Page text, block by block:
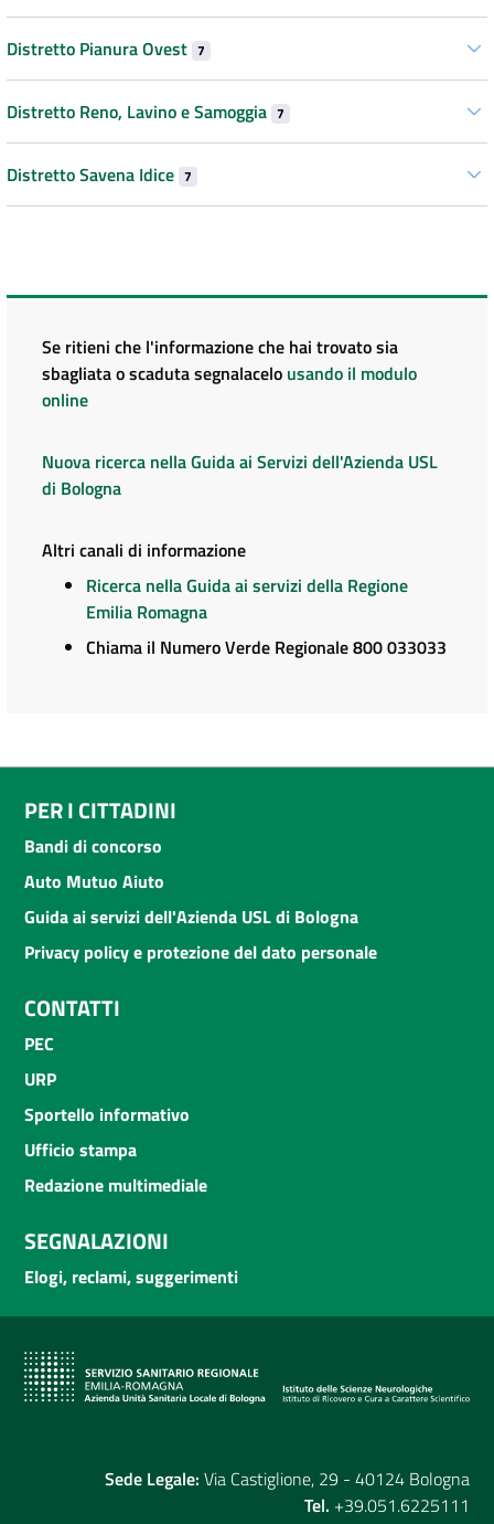
Distretto Pianura Ovest 7
Distretto Reno, Lavino e Samoggia 7
Distretto Savena Idice 7
Se ritieni che l'informazione che hai trovato sia
sbagliata o scaduta segnalacelo usando il modulo
online
Nuova ricerca nella Guida ai Servizi dell'Azienda USL
di Bologna
Altri canali di informazione
Ricerca nella Guida ai servizi della Regione
Emilia Romagna
Chiama il Numero Verde Regionale 800 033033
PER I CITTADINI
Bandi di concorso
Auto Mutuo Aiuto
Guida ai servizi dell'Azienda USL di Bologna
Privacy policy e protezione del dato personale
CONTATTI
PEC
URP
Sportello informativo
Ufficio stampa
Redazione multimediale
SEGNALAZIONI
Elogi, reclami, suggerimenti
Sede Legale: Via Castiglione, 29 - 40124 Bologna
Tel. +39.051.6225111